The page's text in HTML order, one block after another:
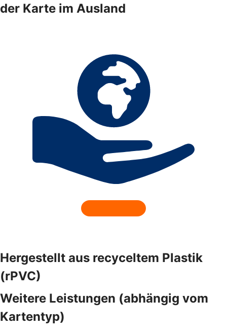
der Karte im Ausland
Hergestellt aus recyceltem Plastik
(rPVC)
Weitere Leistungen (abhängig vom
Kartentyp)